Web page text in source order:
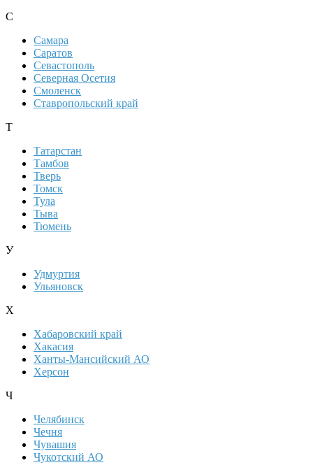
С
Самара
Саратов
Севастополь
Северная Осетия
Смоленск
Ставропольский край
Т
Татарстан
Тамбов
Тверь
Томск
Тула
Тыва
Тюмень
У
Удмуртия
Ульяновск
Х
Хабаровский край
Хакасия
Ханты-Мансийский АО
Херсон
Ч
Челябинск
Чечня
Чувашия
Чукотский АО